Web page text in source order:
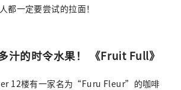
都一定要尝试的拉面！
汁的时令水果！ 《Fruit Full》
12楼有一家名为“Furu Fleur”的咖啡